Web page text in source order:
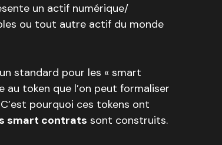
un actif numérique/
ou tout autre actif du monde
standard pour les « smart
au token que l’on peut formaliser
pourquoi ces tokens ont
smart contrats sont construits.